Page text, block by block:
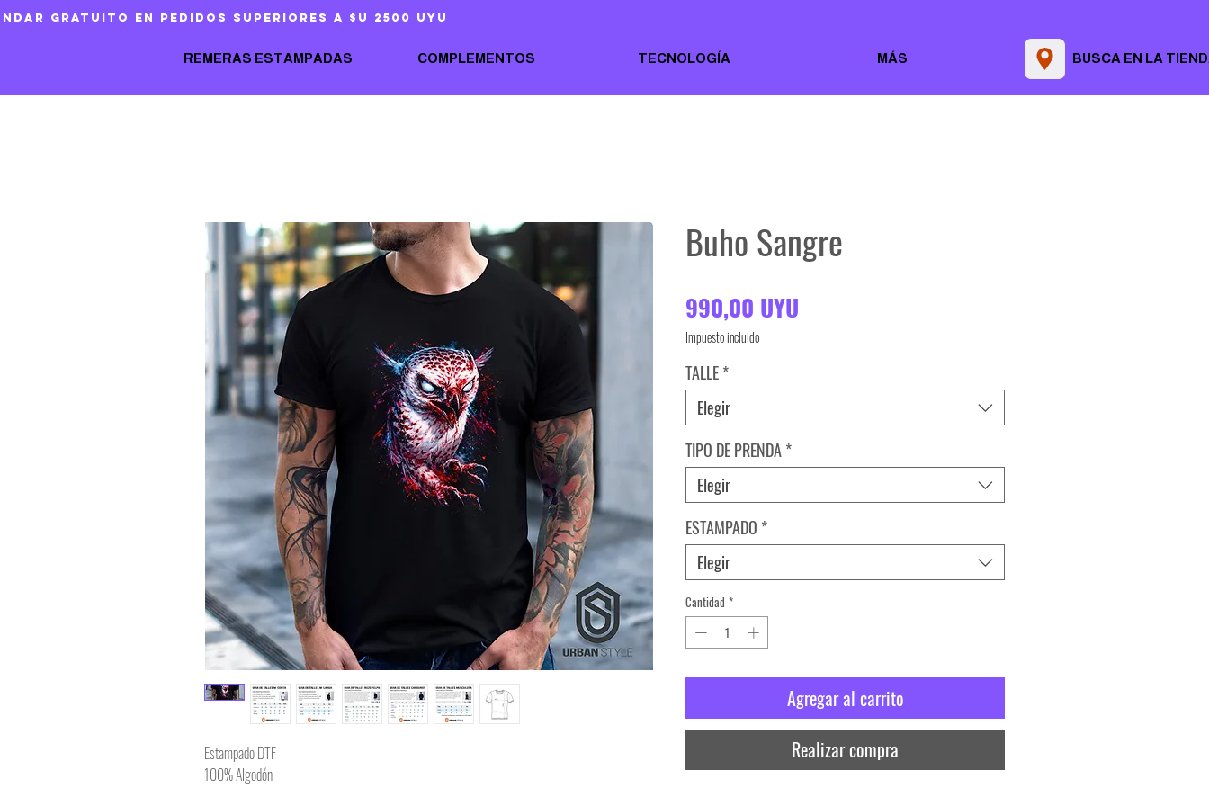
gratuito en pedidos superiores a $U 2500 uyu
REMERAS ESTAMPADAS COMPLEMENTOS TECNOLOGÍA MÁS BUSCA EN LA
Estampado DTF
100% Algodón
Buho Sangre
990,00 UYU
Impuesto incluido
TALLE*
Elegir
TIPO DE PRENDA*
Elegir
ESTAMPADO *
Elegir
Cantidad *
Agregar al carrito
Realizar compra